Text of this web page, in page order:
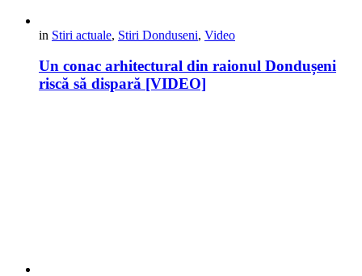
in Stiri actuale, Stiri Donduseni, Video
Un conac arhitectural din raionul Dondușeni
riscă să dispară [VIDEO]